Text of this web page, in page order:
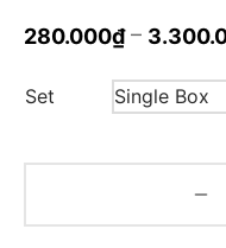
280.000₫–
Set